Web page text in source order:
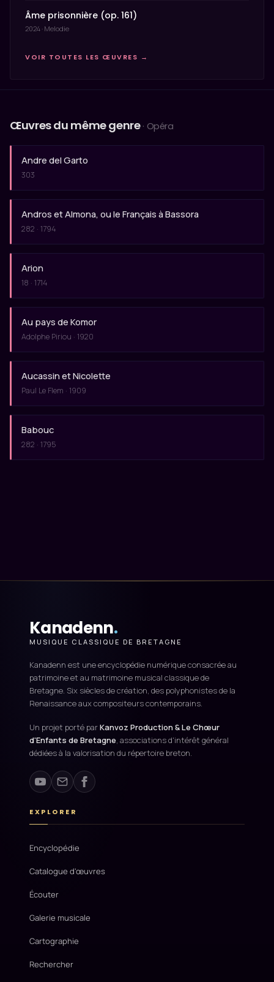
Âme prisonnière (op. 161)
2024 · Melodie
VOIR TOUTES LES ŒUVRES →
Œuvres du même genre · Opéra
Andre del Garto
303
Andros et Almona, ou le Français à Bassora
282 · 1794
Arion
18 · 1714
Au pays de Komor
Adolphe Piriou · 1920
Aucassin et Nicolette
Paul Le Flem · 1909
Babouc
282 · 1795
Kanadenn.
MUSIQUE CLASSIQUE DE BRETAGNE
Kanadenn est une encyclopédie numérique consacrée au
patrimoine et au matrimoine musical classique de
Bretagne. Six siècles de création, des polyphonistes de la
Renaissance aux compositeurs contemporains.
Un projet porté parKanvoz Production & Le Chœur
d'Enfants de Bretagne, associations d'intérêt général
dédiées à la valorisation du répertoire breton.
EXPLORER
Encyclopédie
Catalogue d'œuvres
Écouter
Galerie musicale
Cartographie
Rechercher